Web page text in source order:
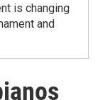
is changing
and